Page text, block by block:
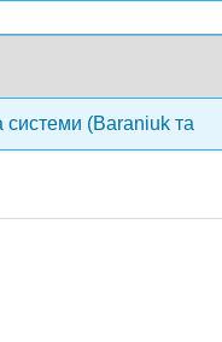
(Baraniuk та ін.)